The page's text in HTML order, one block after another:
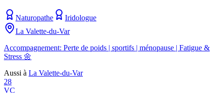
Naturopathe
Iridologue
La Valette-du-Var
Accompagnement: Perte de poids | sportifs | ménopause | Fatigue &
Stress 🌼
Aussi à La Valette-du-Var
28
VC